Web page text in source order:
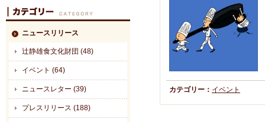
カテゴリー： イベント
ニュースリリース
辻静雄食文化財団 (48)
イベント (64)
ニュースレター (39)
プレスリリース (188)